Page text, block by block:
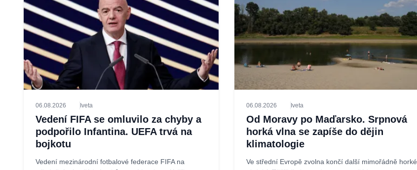
06.08.2026 Iveta
Vedení FIFA se omluvilo za chyby a
podpořilo Infantina. UEFA trvá na
bojkotu
Vedení mezinárodní fotbalové federace FIFA na
06.08.2026 Iveta
Od Moravy po Maďarsko. Srpnová
horká vlna se zapíše do dějin
klimatologie
Ve střední Evropě zvolna končí další mimořádně horké